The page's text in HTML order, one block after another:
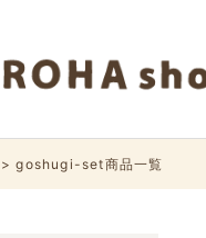
goshugi-set商品一覧